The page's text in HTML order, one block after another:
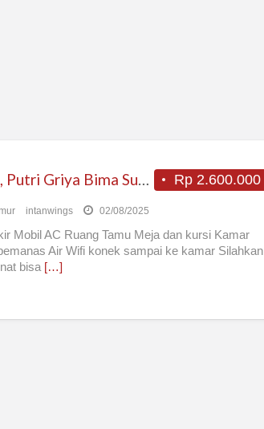
Rp 2.600.000
Kost Putra, Putri Griya Bima Surabaya
intanwings 02/08/2025
Mobil AC Ruang Tamu Meja dan kursi Kamar
Air Wifi konek sampai ke kamar Silahkan
bisa […]